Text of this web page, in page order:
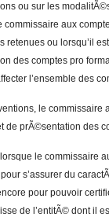
ou sur les
aux
ou lorsqu’il
des comptes pro
l’ensemble des
le commissaire
de prÃ©sentation des
le commissaire
s’assurer du
pour pouvoir
de l’entitÃ© dont il